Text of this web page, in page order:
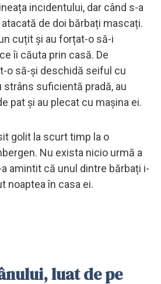
incidentului, dar când s-a
de doi bărbați mascați.
cuțit și au forțat-o să-i
îi căuta prin casă. De
o să-și deschidă seiful cu
strâns suficientă pradă, au
pat și au plecat cu mașina ei.
golit la scurt timp la o
Nu exista nicio urmă a
amintit că unul dintre bărbați i-
noaptea în casa ei.
luat de pe